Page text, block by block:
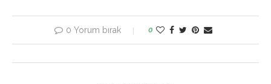
0 Yorum bırak 0